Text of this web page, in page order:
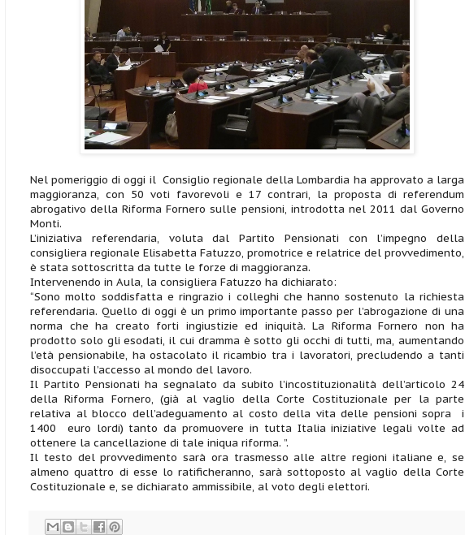
Nel pomeriggio di oggi il Consiglio regionale della Lombardia ha approvato a larga
maggioranza, con 50 voti favorevoli e 17 contrari, la proposta di referendum
abrogativo della Riforma Fornero sulle pensioni, introdotta nel 2011 dal Governo
Monti.
L’iniziativa referendaria, voluta dal Partito Pensionati con l’impegno della
consigliera regionale Elisabetta Fatuzzo, promotrice e relatrice del provvedimento,
è stata sottoscritta da tutte le forze di maggioranza.
Intervenendo in Aula, la consigliera Fatuzzo ha dichiarato:
“Sono molto soddisfatta e ringrazio i colleghi che hanno sostenuto la richiesta
referendaria. Quello di oggi è un primo importante passo per l’abrogazione di una
norma che ha creato forti ingiustizie ed iniquità. La Riforma Fornero non ha
prodotto solo gli esodati, il cui dramma è sotto gli occhi di tutti, ma, aumentando
l’età pensionabile, ha ostacolato il ricambio tra i lavoratori, precludendo a tanti
disoccupati l’accesso al mondo del lavoro.
Il Partito Pensionati ha segnalato da subito l’incostituzionalità dell’articolo 24
della Riforma Fornero, (già al vaglio della Corte Costituzionale per la parte
relativa al blocco dell’adeguamento al costo della vita delle pensioni sopra i
1400 euro lordi) tanto da promuovere in tutta Italia iniziative legali volte ad
ottenere la cancellazione di tale iniqua riforma. ”.
Il testo del provvedimento sarà ora trasmesso alle altre regioni italiane e, se
almeno quattro di esse lo ratificheranno, sarà sottoposto al vaglio della Corte
Costituzionale e, se dichiarato ammissibile, al voto degli elettori.